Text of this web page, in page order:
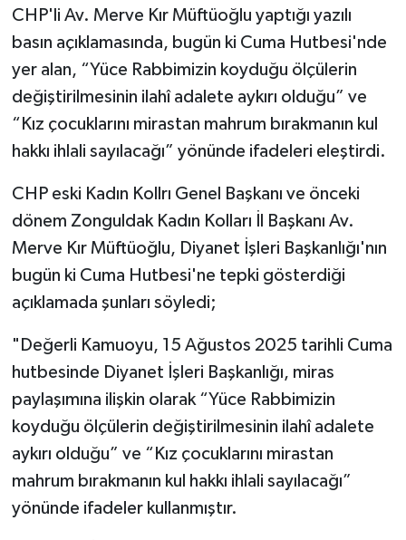
CHP'li Av. Merve Kır Müftüoğlu yaptığı yazılı
basın açıklamasında, bugün ki Cuma Hutbesi'nde
yer alan, “Yüce Rabbimizin koyduğu ölçülerin
değiştirilmesinin ilahî adalete aykırı olduğu” ve
“Kız çocuklarını mirastan mahrum bırakmanın kul
hakkı ihlali sayılacağı” yönünde ifadeleri eleştirdi.
CHP eski Kadın Kollrı Genel Başkanı ve önceki
dönem Zonguldak Kadın Kolları İl Başkanı Av.
Merve Kır Müftüoğlu, Diyanet İşleri Başkanlığı'nın
bugün ki Cuma Hutbesi'ne tepki gösterdiği
açıklamada şunları söyledi;
"Değerli Kamuoyu, 15 Ağustos 2025 tarihli Cuma
hutbesinde Diyanet İşleri Başkanlığı, miras
paylaşımına ilişkin olarak “Yüce Rabbimizin
koyduğu ölçülerin değiştirilmesinin ilahî adalete
aykırı olduğu” ve “Kız çocuklarını mirastan
mahrum bırakmanın kul hakkı ihlali sayılacağı”
yönünde ifadeler kullanmıştır.